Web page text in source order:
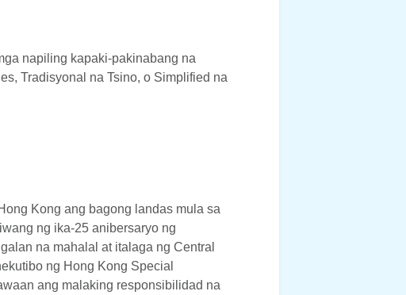
napiling kapaki-pakinabang na
Tradisyonal na Tsino, o Simplified na
Kong ang bagong landas mula sa
ng ika-25 anibersaryo ng
na mahalal at italaga ng Central
ng Hong Kong Special
ang malaking responsibilidad na